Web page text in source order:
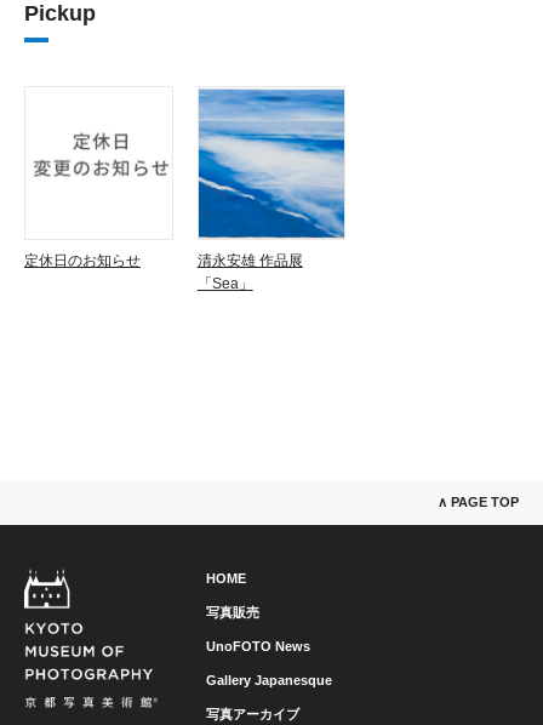
Pickup
定休日のお知らせ
清永安雄 作品展
「Sea」
∧ PAGE TOP
HOME
写真販売
UnoFOTO News
Gallery Japanesque
写真アーカイブ